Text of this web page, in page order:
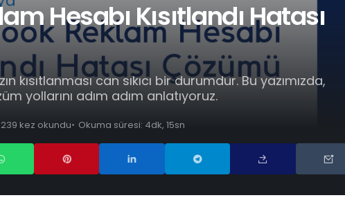
Hesabı Kısıtlandı Hatası
kısıtlanması can sıkıcı bir durumdur. Bu yazımızda,
yollarını adım adım anlatıyoruz.
239 kez okundu Okuma süresi: 4dk, 15sn